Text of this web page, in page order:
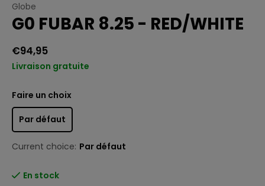
Globe
G0 FUBAR 8.25 - RED/WHITE
€94,95
Livraison gratuite
Faire un choix
Par défaut
Current choice: Par défaut
En stock